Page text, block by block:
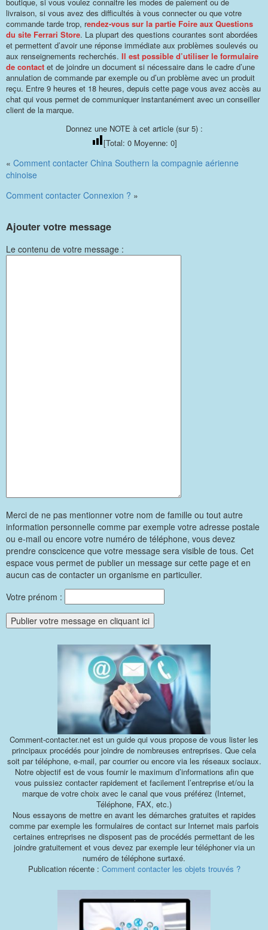
boutique, si vous voulez connaitre les modes de paiement ou de
livraison, si vous avez des difficultés à vous connecter ou que votre
commande tarde trop, rendez-vous sur la partie Foire aux Questions
du site Ferrari Store. La plupart des questions courantes sont abordées
et permettent d’avoir une réponse immédiate aux problèmes soulevés ou
aux renseignements recherchés. Il est possible d’utiliser le formulaire
de contact et de joindre un document si nécessaire dans le cadre d’une
annulation de commande par exemple ou d’un problème avec un produit
reçu. Entre 9 heures et 18 heures, depuis cette page vous avez accès au
chat qui vous permet de communiquer instantanément avec un conseiller
client de la marque.
Donnez une NOTE à cet article (sur 5) :
[Total: 0Moyenne: 0]
« Comment contacter China Southern la compagnie aérienne
chinoise
Comment contacter Connexion ? »
Ajouter votre message
Le contenu de votre message :
Merci de ne pas mentionner votre nom de famille ou tout autre
information personnelle comme par exemple votre adresse postale
ou e-mail ou encore votre numéro de téléphone, vous devez
prendre conscicence que votre message sera visible de tous. Cet
espace vous permet de publier un message sur cette page et en
aucun cas de contacter un organisme en particulier.
Votre prénom :
Comment-contacter.net est un guide qui vous propose de vous lister les
principaux procédés pour joindre de nombreuses entreprises. Que cela
soit par téléphone, e-mail, par courrier ou encore via les réseaux sociaux.
Notre objectif est de vous fournir le maximum d’informations afin que
vous puissiez contacter rapidement et facilement l’entreprise et/ou la
marque de votre choix avec le canal que vous préférez (Internet,
Téléphone, FAX, etc.)
Nous essayons de mettre en avant les démarches gratuites et rapides
comme par exemple les formulaires de contact sur Internet mais parfois
certaines entreprises ne disposent pas de procédés permettant de les
joindre gratuitement et vous devez par exemple leur téléphoner via un
numéro de téléphone surtaxé.
Publication récente : Comment contacter les objets trouvés ?